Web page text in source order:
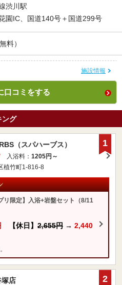
渋川駅
園IC、国道140号＋国道299号
料）
施設情報
口コミをする
ング
（スパハーブス）
入浴料： 1205円～
植竹町1-816-8
リ限定】入浴+岩盤セット（8/11
【休日】 2,655円 → 2,440
1
塚店
2